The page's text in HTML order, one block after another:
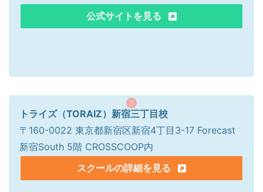
公式サイトを見る
トライズ（TORAIZ）新宿三丁目校
〒160-0022 東京都新宿区新宿4丁目3-17 Forecast
新宿South 5階 CROSSCOOP内
スクールの詳細を見る